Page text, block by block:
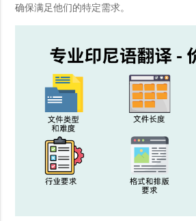
确保满足他们的特定需求。